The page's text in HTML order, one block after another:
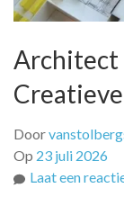
Architect
Door
Op 23 juli 2026
Laat een